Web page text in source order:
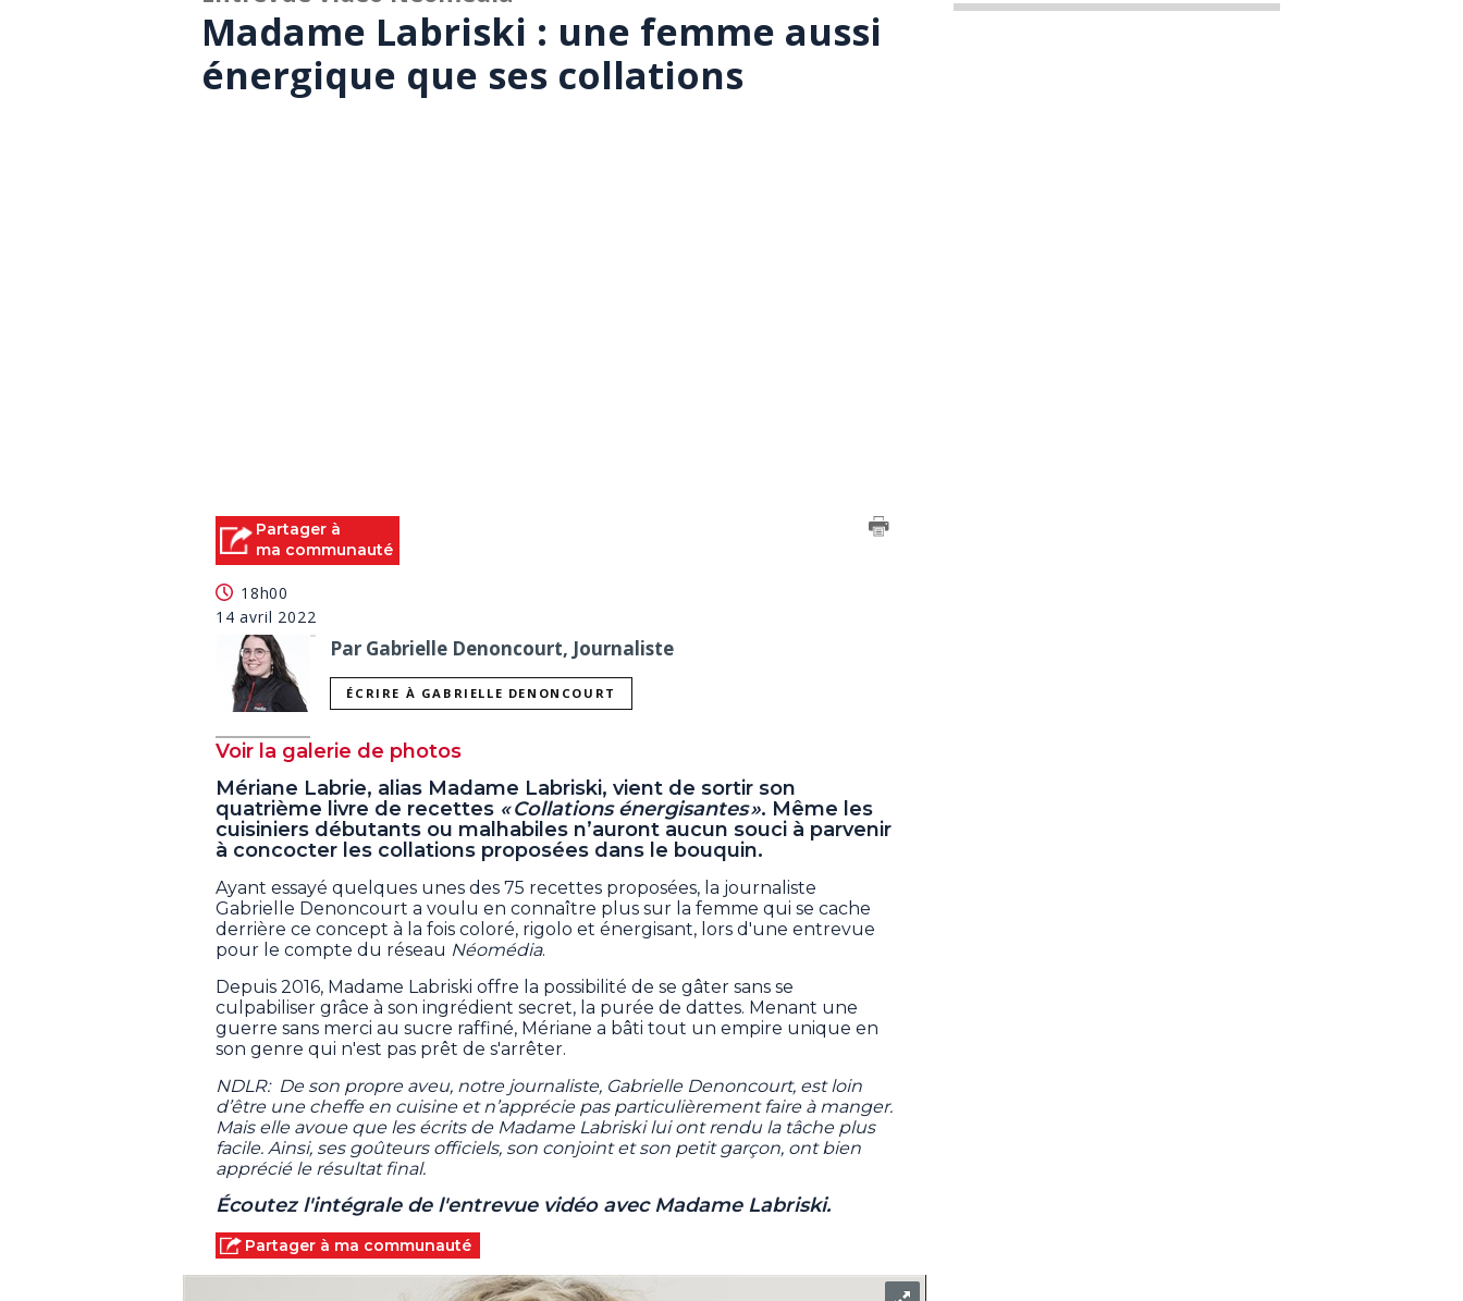
Madame Labriski : une femme aussi
énergique que ses collations
Partager à
ma communauté
18h00
14 avril 2022
Par Gabrielle Denoncourt, Journaliste
ÉCRIRE À GABRIELLE DENONCOURT
Voir la galerie de photos
Mériane Labrie, alias Madame Labriski, vient de sortir son
quatrième livre de recettes « Collations énergisantes ». Même les
cuisiniers débutants ou malhabiles n’auront aucun souci à parvenir
à concocter les collations proposées dans le bouquin.
Ayant essayé quelques unes des 75 recettes proposées, la journaliste
Gabrielle Denoncourt a voulu en connaître plus sur la femme qui se cache
derrière ce concept à la fois coloré, rigolo et énergisant, lors d'une entrevue
pour le compte du réseau Néomédia.
Depuis 2016, Madame Labriski offre la possibilité de se gâter sans se
culpabiliser grâce à son ingrédient secret, la purée de dattes. Menant une
guerre sans merci au sucre raffiné, Mériane a bâti tout un empire unique en
son genre qui n'est pas prêt de s'arrêter.
NDLR: De son propre aveu, notre journaliste, Gabrielle Denoncourt, est loin
d’être une cheffe en cuisine et n’apprécie pas particulièrement faire à manger.
Mais elle avoue que les écrits de Madame Labriski lui ont rendu la tâche plus
facile. Ainsi, ses goûteurs officiels, son conjoint et son petit garçon, ont bien
apprécié le résultat final.
Écoutez l'intégrale de l'entrevue vidéo avec Madame Labriski.
Partager à ma communauté